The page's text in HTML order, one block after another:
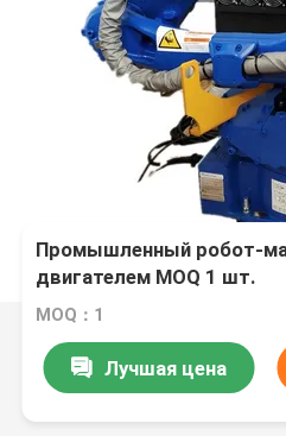
Промышленный робот-
двигателем MOQ 1 шт.
MOQ：1
Лучшая цена